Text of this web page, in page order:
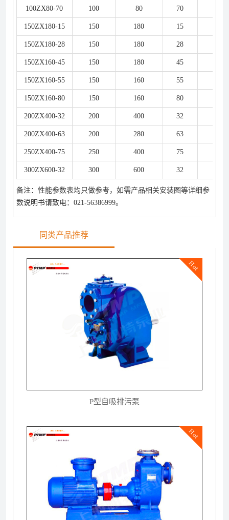
100ZX80-70 100 80 70
150ZX180-15 150 180 15
150ZX180-28 150 180 28
150ZX160-45 150 180 45
150ZX160-55 150 160 55
150ZX160-80 150 160 80
200ZX400-32 200 400 32
200ZX400-63 200 280 63
250ZX400-75 250 400 75
300ZX600-32 300 600 32
备注：性能参数表均只做参考，如需产品相关安装图等详细参
数说明书请致电：021-56386999。
同类产品推荐
Hot
P型自吸排污泵
Hot